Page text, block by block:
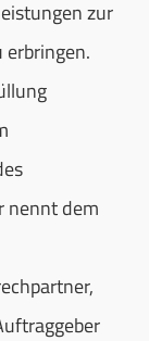
zur
erbringen.
nennt dem